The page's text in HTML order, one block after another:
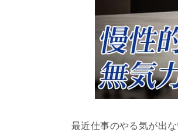
最近仕事のやる気が出